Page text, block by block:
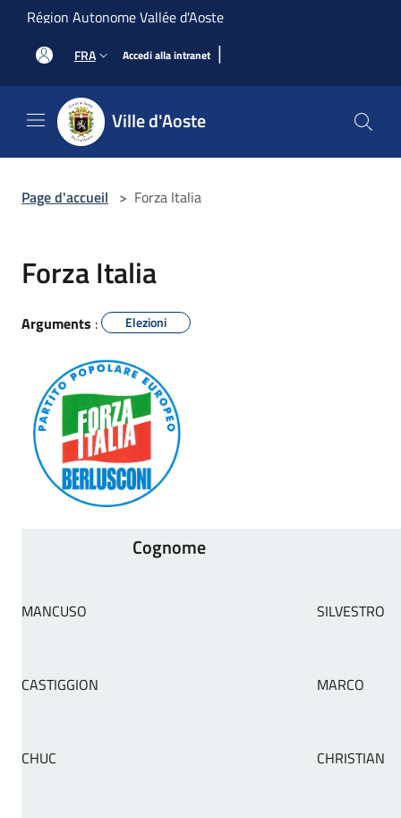
Salta al contenuto principale
Région Autonome Vallée d'Aoste
FRA Accedi alla intranet |
Ville d'Aoste
Page d'accueil > Forza Italia
Forza Italia
Arguments : Elezioni
Cognome
MANCUSO SILVESTRO
CASTIGGION MARCO
CHUC CHRISTIAN